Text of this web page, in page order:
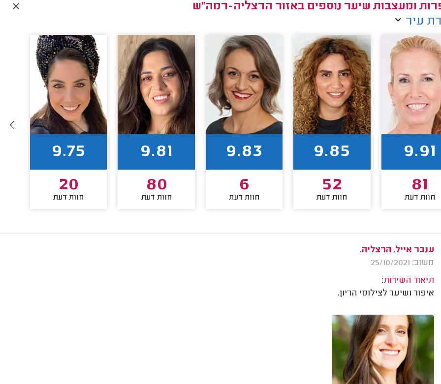
ומעצבות שיער נוספים באזור הרצליה-רמה"ש
עיר
9.91
81
חוות דעת
9.85
52
חוות דעת
9.83
6
חוות דעת
9.81
80
חוות דעת
9.75
20
חוות דעת
ענבר אייל, הרצליה.
משוב: 25/10/2021
תיאור השירות:
איפור ושיער לצילומי הריון.